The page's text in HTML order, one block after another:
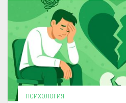
ПСИХОЛОГИЯ